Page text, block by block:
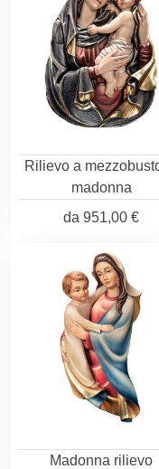
Rilievo a
madonna
da 951,00 €
Madonna rilievo